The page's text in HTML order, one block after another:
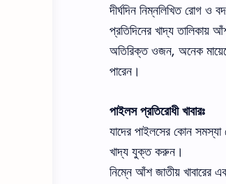
দীর্ঘদিন নিম্নলিখিত রোগ
প্রতিদিনের খাদ্য তালিকায়
অতিরিক্ত ওজন, অনেক
পারেন।
পাইলস প্রতিরোধী খাবারঃ
যাদের পাইলসের কোন সমস্যা
খাদ্য যুক্ত করুন।
নিম্নে আঁশ জাতীয় খাবারের